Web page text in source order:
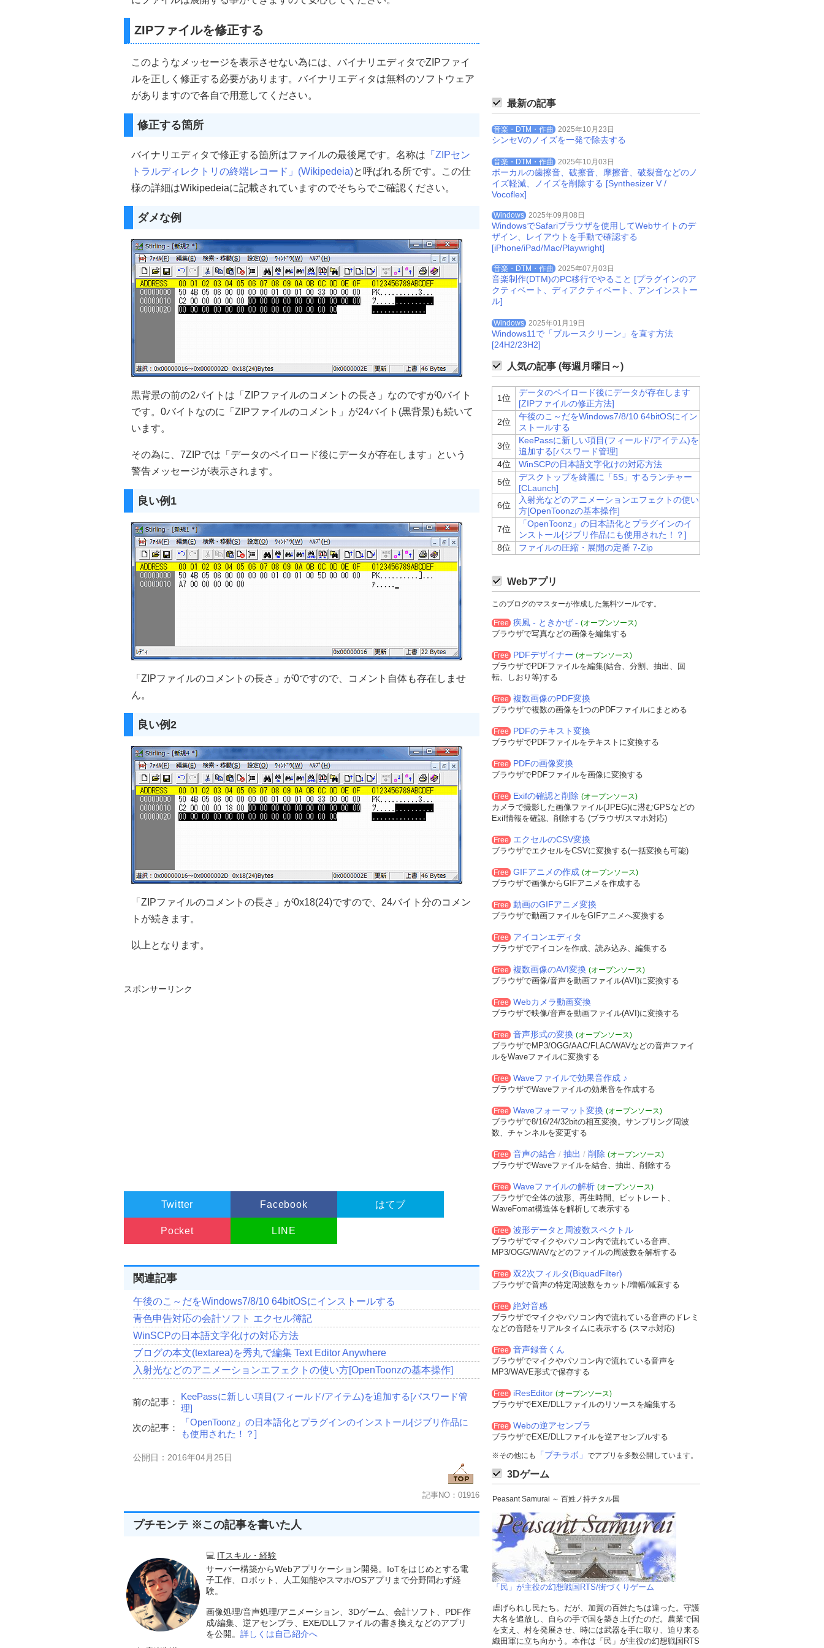
ZIPファイルを修正する
このようなメッセージを表示させない為には、バイナリエディタでZIPファイ
ルを正しく修正する必要があります。バイナリエディタは無料のソフトウェア
がありますので各自で用意してください。
修正する箇所
バイナリエディタで修正する箇所はファイルの最後尾です。名称は 「ZIPセン
トラルディレクトリの終端レコード」(Wikipedeia)と呼ばれる所です。この仕
様の詳細はWikipedeiaに記載されていますのでそちらでご確認ください。
ダメな例
黒背景の前の2バイトは「ZIPファイルのコメントの長さ」なのですが0バイト
です。0バイトなのに「ZIPファイルのコメント」が24バイト(黒背景)も続いて
います。
その為に、7ZIPでは「データのペイロード後にデータが存在します」という
警告メッセージが表示されます。
良い例1
「ZIPファイルのコメントの長さ」が0ですので、コメント自体も存在しませ
ん。
良い例2
「ZIPファイルのコメントの長さ」が0x18(24)ですので、24バイト分のコメン
トが続きます。
以上となります。
スポンサーリンク
Twitter Facebook はてブ
Pocket LINE
関連記事
午後のこ～だをWindows7/8/10 64bitOSにインストールする
青色申告対応の会計ソフト エクセル簿記
WinSCPの日本語文字化けの対応方法
ブログの本文(textarea)を秀丸で編集 Text Editor Anywhere
入射光などのアニメーションエフェクトの使い方[OpenToonzの基本操作]
前の記事：
KeePassに新しい項目(フィールド/アイテム)を追加する[パスワード管
理]
次の記事：
「OpenToonz」の日本語化とプラグインのインストール[ジブリ作品に
も使用された！？]
公開日：2016年04月25日
記事NO：01916
プチモンテ ※この記事を書いた人
💻 ITスキル・経験
サーバー構築からWebアプリケーション開発。IoTをはじめとする電
子工作、ロボット、人工知能やスマホ/OSアプリまで分野問わず経
験。
画像処理/音声処理/アニメーション、3Dゲーム、会計ソフト、PDF作
成/編集、逆アセンブラ、EXE/DLLファイルの書き換えなどのアプリ
を公開。 詳しくは自己紹介へ
最新の記事
音楽・DTM・作曲 2025年10月23日
シンセVのノイズを一発で除去する
音楽・DTM・作曲 2025年10月03日
ボーカルの歯擦音、破擦音、摩擦音、破裂音などのノ
イズ軽減、ノイズを削除する [Synthesizer V /
Vocoflex]
Windows 2025年09月08日
WindowsでSafariブラウザを使用してWebサイトのデ
ザイン、レイアウトを手動で確認する
[iPhone/iPad/Mac/Playwright]
音楽・DTM・作曲 2025年07月03日
音楽制作(DTM)のPC移行でやること [プラグインのア
クティベート、ディアクティベート、アンインストー
ル]
Windows 2025年01月19日
Windows11で「ブルースクリーン」を直す方法
[24H2/23H2]
人気の記事 (毎週月曜日～)
1位
データのペイロード後にデータが存在します
[ZIPファイルの修正方法]
2位
午後のこ～だをWindows7/8/10 64bitOSにイン
ストールする
3位
KeePassに新しい項目(フィールド/アイテム)を
追加する[パスワード管理]
4位
WinSCPの日本語文字化けの対応方法
5位
デスクトップを綺麗に「5S」するランチャー
[CLaunch]
6位
入射光などのアニメーションエフェクトの使い
方[OpenToonzの基本操作]
7位
「OpenToonz」の日本語化とプラグインのイ
ンストール[ジブリ作品にも使用された！？]
8位
ファイルの圧縮・展開の定番 7-Zip
Webアプリ
このブログのマスターが作成した無料ツールです。
Free 疾風 - ときかぜ - (オープンソース)
ブラウザで写真などの画像を編集する
Free PDFデザイナー (オープンソース)
ブラウザでPDFファイルを編集(結合、分割、抽出、回
転、しおり等)する
Free 複数画像のPDF変換
ブラウザで複数の画像を1つのPDFファイルにまとめる
Free PDFのテキスト変換
ブラウザでPDFファイルをテキストに変換する
Free PDFの画像変換
ブラウザでPDFファイルを画像に変換する
Free Exifの確認と削除 (オープンソース)
カメラで撮影した画像ファイル(JPEG)に潜むGPSなどの
Exif情報を確認、削除する (ブラウザ/スマホ対応)
Free エクセルのCSV変換
ブラウザでエクセルをCSVに変換する(一括変換も可能)
Free GIFアニメの作成 (オープンソース)
ブラウザで画像からGIFアニメを作成する
Free 動画のGIFアニメ変換
ブラウザで動画ファイルをGIFアニメへ変換する
Free アイコンエディタ
ブラウザでアイコンを作成、読み込み、編集する
Free 複数画像のAVI変換 (オープンソース)
ブラウザで画像/音声を動画ファイル(AVI)に変換する
Free Webカメラ動画変換
ブラウザで映像/音声を動画ファイル(AVI)に変換する
Free 音声形式の変換 (オープンソース)
ブラウザでMP3/OGG/AAC/FLAC/WAVなどの音声ファイ
ルをWaveファイルに変換する
Free Waveファイルで効果音作成 ♪
ブラウザでWaveファイルの効果音を作成する
Free Waveフォーマット変換 (オープンソース)
ブラウザで8/16/24/32bitの相互変換。サンプリング周波
数、チャンネルを変更する
Free 音声の結合 / 抽出 / 削除 (オープンソース)
ブラウザでWaveファイルを結合、抽出、削除する
Free Waveファイルの解析 (オープンソース)
ブラウザで全体の波形、再生時間、ビットレート、
WaveFomat構造体を解析して表示する
Free 波形データと周波数スペクトル
ブラウザでマイクやパソコン内で流れている音声、
MP3/OGG/WAVなどのファイルの周波数を解析する
Free 双2次フィルタ(BiquadFilter)
ブラウザで音声の特定周波数をカット/増幅/減衰する
Free 絶対音感
ブラウザでマイクやパソコン内で流れている音声のドレミ
などの音階をリアルタイムに表示する (スマホ対応)
Free 音声録音くん
ブラウザでマイクやパソコン内で流れている音声を
MP3/WAVE形式で保存する
Free iResEditor (オープンソース)
ブラウザでEXE/DLLファイルのリソースを編集する
Free Webの逆アセンブラ
ブラウザでEXE/DLLファイルを逆アセンブルする
※その他にも 「プチラボ」 でアプリを多数公開しています。
3Dゲーム
Peasant Samurai ～ 百姓ノ持チタル国
「民」が主役の幻想戦国RTS/街づくりゲーム
虐げられし民たち。だが、加賀の百姓たちは違った。守護
大名を追放し、自らの手で国を築き上げたのだ。農業で国
を支え、村を発展させ、時には武器を手に取り、迫り来る
織田軍に立ち向かう。本作は「民」が主役の幻想戦国RTS